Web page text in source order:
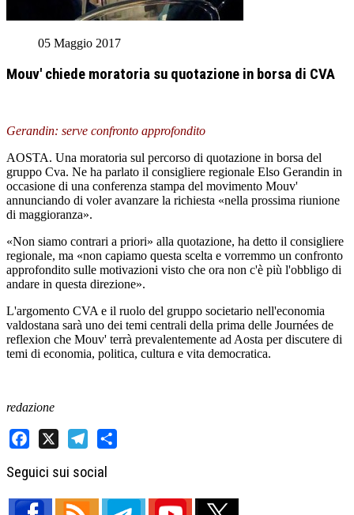
05 Maggio 2017
Mouv' chiede moratoria su quotazione in borsa di CVA
Gerandin: serve confronto approfondito
AOSTA. Una moratoria sul percorso di quotazione in borsa del
gruppo Cva. Ne ha parlato il consigliere regionale Elso Gerandin in
occasione di una conferenza stampa del movimento Mouv'
annunciando di voler avanzare la richiesta «nella prossima riunione
di maggioranza».
«Non siamo contrari a priori» alla quotazione, ha detto il consigliere
regionale, ma «non capiamo questa scelta e vorremmo un confronto
approfondito sulle motivazioni visto che ora non c'è più l'obbligo di
andare in questa direzione».
L'argomento CVA e il ruolo del gruppo societario nell'economia
valdostana sarà uno dei temi centrali della prima delle Journées de
reflexion che Mouv' terrà prevalentemente ad Aosta per discutere di
temi di economia, politica, cultura e vita democratica.
redazione
Seguici sui social